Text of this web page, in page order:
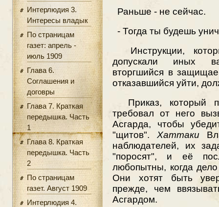
Интерлюдия 3.
Интересы владык
По страницам
газет: апрель -
июль 1909
Глава 6.
Соглашения и
договры
Глава 7. Краткая
передышка. Часть
1
Глава 8. Краткая
передышка. Часть
2
По страницам
газет. Август 1909
Интерлюдия 4.
Раньше - не сейчас.
- Тогда ты будешь
Инструкции,
допускали иных
вторгшийся в
отказавшийся уйти,
Приказ, который
требовал от него
Асгарда, чтобы
"щитов". Хаттаки
наблюдателей, их
"поросят", и её
любопытны, когда
Они хотят быть
прежде, чем
Асгардом.